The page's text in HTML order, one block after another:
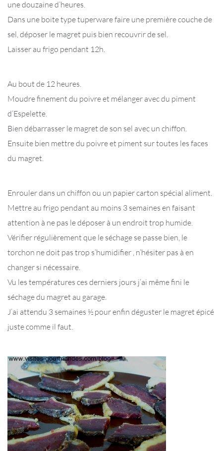
une douzaine d’heures.
Dans une boite type tuperware faire une première couche de
sel, déposer le magret puis bien recouvrir de sel.
Laisser au frigo pendant 12h.
Au bout de 12 heures.
Moudre finement du poivre et mélanger avec du piment
d’Espelette.
Bien débarrasser le magret de son sel avec un chiffon.
Ensuite bien mettre du poivre et piment sur toutes les faces
du magret.
Enrouler dans un chiffon ou un papier carton spécial aliment.
Mettre au frigo pendant au moins 3 semaines en faisant
attention à ne pas le déposer à un endroit trop humide.
Vérifier régulièrement que le séchage se passe bien, le
torchon ne doit pas trop s’humidifier , n’hésiter pas à en
changer si nécessaire.
Vu les températures ces derniers jours j’ai même fini le
séchage du magret au garage.
J’ai attendu 3 semaines ½ pour enfin déguster le magret épicé
juste comme il faut.